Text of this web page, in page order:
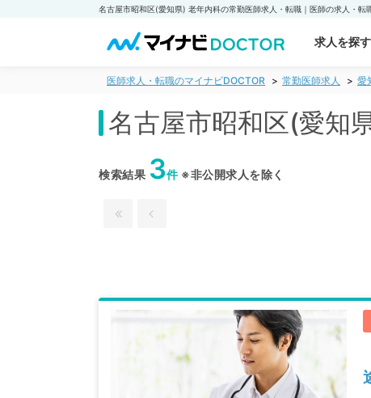
求人を探す
医師求人・転職のマイナビDOCTOR 常勤医師求人 愛
名古屋市昭和区(愛知
検索結果 3件※非公開求人を除く